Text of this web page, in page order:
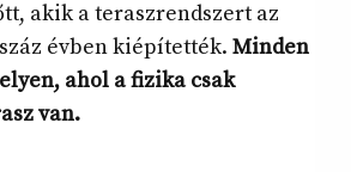
akik a teraszrendszert az
évben kiépítették. Minden
ahol a fizika csak
van.